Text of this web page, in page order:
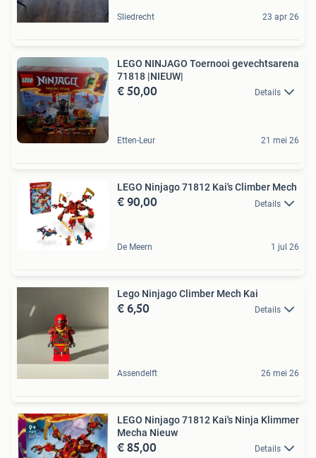
Sliedrecht 23 apr 26
LEGO NINJAGO Toernooi gevechtsarena
71818 |NIEUW|
€ 50,00 Details
Etten-Leur 21 mei 26
LEGO Ninjago 71812 Kai's Climber Mech
€ 90,00 Details
De Meern 1 jul 26
Lego Ninjago Climber Mech Kai
€ 6,50 Details
Assendelft 26 mei 26
LEGO Ninjago 71812 Kai's Ninja Klimmer
Mecha Nieuw
€ 85,00 Details